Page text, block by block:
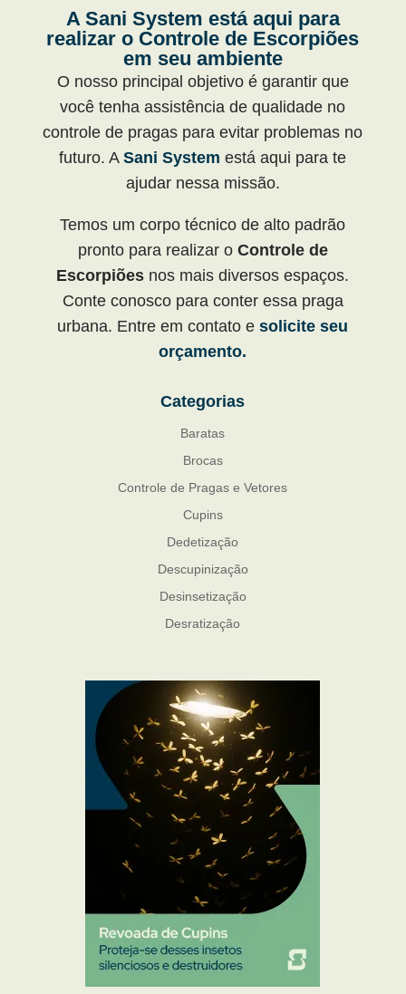
A Sani System está aqui para
realizar o Controle de Escorpiões
em seu ambiente
O nosso principal objetivo é garantir que
você tenha assistência de qualidade no
controle de pragas para evitar problemas no
futuro. ASani System está aqui para te
ajudar nessa missão.
Temos um corpo técnico de alto padrão
pronto para realizar o Controle de
Escorpiões nos mais diversos espaços.
Conte conosco para conter essa praga
urbana. Entre em contato esolicite seu
orçamento.
Categorias
Baratas
Brocas
Controle de Pragas e Vetores
Cupins
Dedetização
Descupinização
Desinsetização
Desratização
Mosquito Mist
Mosquitos
Percevejo de Cama
Pulgas e Carrapatos
Ratos
Sanitização
Traças